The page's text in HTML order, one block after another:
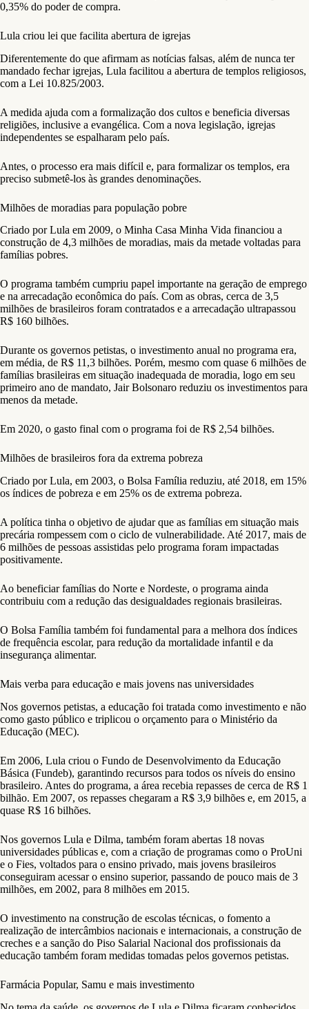
0,35% do poder de compra.
Lula criou lei que facilita abertura de igrejas
Diferentemente do que afirmam as notícias falsas, além de nunca ter
mandado fechar igrejas, Lula facilitou a abertura de templos religiosos,
com a Lei 10.825/2003.
A medida ajuda com a formalização dos cultos e beneficia diversas
religiões, inclusive a evangélica. Com a nova legislação, igrejas
independentes se espalharam pelo país.
Antes, o processo era mais difícil e, para formalizar os templos, era
preciso submetê-los às grandes denominações.
Milhões de moradias para população pobre
Criado por Lula em 2009, o Minha Casa Minha Vida financiou a
construção de 4,3 milhões de moradias, mais da metade voltadas para
famílias pobres.
O programa também cumpriu papel importante na geração de emprego
e na arrecadação econômica do país. Com as obras, cerca de 3,5
milhões de brasileiros foram contratados e a arrecadação ultrapassou
R$ 160 bilhões.
Durante os governos petistas, o investimento anual no programa era,
em média, de R$ 11,3 bilhões. Porém, mesmo com quase 6 milhões de
famílias brasileiras em situação inadequada de moradia, logo em seu
primeiro ano de mandato, Jair Bolsonaro reduziu os investimentos para
menos da metade.
Em 2020, o gasto final com o programa foi de R$ 2,54 bilhões.
Milhões de brasileiros fora da extrema pobreza
Criado por Lula, em 2003, o Bolsa Família reduziu, até 2018, em 15%
os índices de pobreza e em 25% os de extrema pobreza.
A política tinha o objetivo de ajudar que as famílias em situação mais
precária rompessem com o ciclo de vulnerabilidade. Até 2017, mais de
6 milhões de pessoas assistidas pelo programa foram impactadas
positivamente.
Ao beneficiar famílias do Norte e Nordeste, o programa ainda
contribuiu com a redução das desigualdades regionais brasileiras.
O Bolsa Família também foi fundamental para a melhora dos índices
de frequência escolar, para redução da mortalidade infantil e da
insegurança alimentar.
Mais verba para educação e mais jovens nas universidades
Nos governos petistas, a educação foi tratada como investimento e não
como gasto público e triplicou o orçamento para o Ministério da
Educação (MEC).
Em 2006, Lula criou o Fundo de Desenvolvimento da Educação
Básica (Fundeb), garantindo recursos para todos os níveis do ensino
brasileiro. Antes do programa, a área recebia repasses de cerca de R$ 1
bilhão. Em 2007, os repasses chegaram a R$ 3,9 bilhões e, em 2015, a
quase R$ 16 bilhões.
Nos governos Lula e Dilma, também foram abertas 18 novas
universidades públicas e, com a criação de programas como o ProUni
e o Fies, voltados para o ensino privado, mais jovens brasileiros
conseguiram acessar o ensino superior, passando de pouco mais de 3
milhões, em 2002, para 8 milhões em 2015.
O investimento na construção de escolas técnicas, o fomento a
realização de intercâmbios nacionais e internacionais, a construção de
creches e a sanção do Piso Salarial Nacional dos profissionais da
educação também foram medidas tomadas pelos governos petistas.
Farmácia Popular, Samu e mais investimento